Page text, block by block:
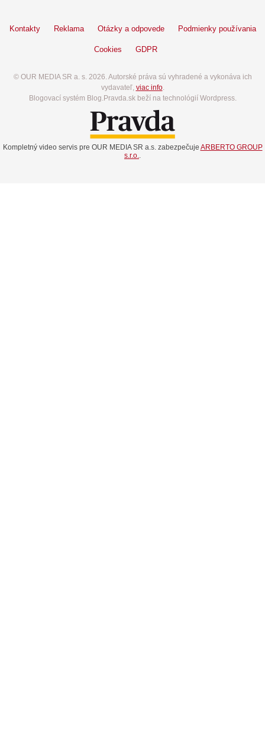
Kontakty Reklama Otázky a odpovede Podmienky používania
Cookies GDPR
© OUR MEDIA SR a. s. 2026. Autorské práva sú vyhradené a vykonáva ich
vydavateľ, viac info.
Blogovací systém Blog.Pravda.sk beží na technológií Wordpress.
Kompletný video servis pre OUR MEDIA SR a.s. zabezpečuje ARBERTO GROUP
s.r.o..